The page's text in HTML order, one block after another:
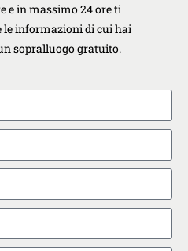
e in massimo 24 ore ti
informazioni di cui hai
sopralluogo gratuito.